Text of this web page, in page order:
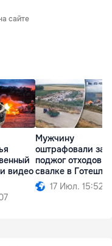
сайте
видео
Мужчину
оштрафовали за
поджог отходов
свалке в
17 Июл. 15:52